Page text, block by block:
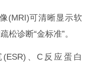
可清晰显示软
松诊断“金标准”。
、C反应蛋白